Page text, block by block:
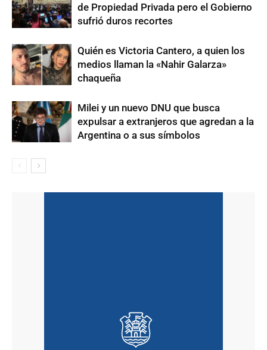
de Propiedad Privada pero el Gobierno
sufrió duros recortes
Quién es Victoria Cantero, a quien los
medios llaman la «Nahir Galarza»
chaqueña
Milei y un nuevo DNU que busca
expulsar a extranjeros que agredan a la
Argentina o a sus símbolos